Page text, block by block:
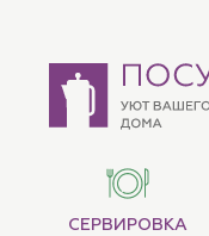
СЕРВИРОВКА